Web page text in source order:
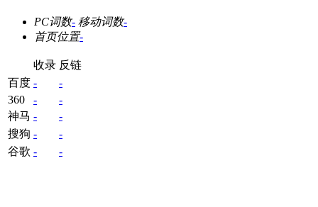
PC词数- 移动词数-
首页位置-
收录 反链
百度 -
-
360
-
-
神马 -
-
搜狗 -
-
谷歌 - -